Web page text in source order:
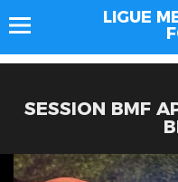
LIGUE
SESSION BMF